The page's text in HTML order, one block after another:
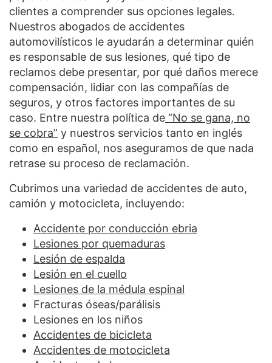
clientes a comprender sus opciones legales.
Nuestros abogados de accidentes
automovilísticos le ayudarán a determinar quién
es responsable de sus lesiones, qué tipo de
reclamos debe presentar, por qué daños merece
compensación, lidiar con las compañías de
seguros, y otros factores importantes de su
caso. Entre nuestra política de “No se gana, no
se cobra” y nuestros servicios tanto en inglés
como en español, nos aseguramos de que nada
retrase su proceso de reclamación.
Cubrimos una variedad de accidentes de auto,
camión y motocicleta, incluyendo:
Accidente por conducción ebria
Lesiones por quemaduras
Lesión de espalda
Lesión en el cuello
Lesiones de la médula espinal
Fracturas óseas/parálisis
Lesiones en los niños
Accidentes de bicicleta
Accidentes de motocicleta